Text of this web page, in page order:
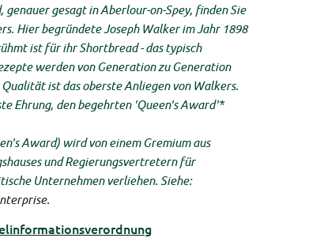
gesagt in Aberlour-on-Spey, finden Sie
Hier begründete Joseph Walker im Jahr 1898
ist für ihr Shortbread - das typisch
werden von Generation zu Generation
ist das oberste Anliegen von Walkers.
Ehrung, den begehrten 'Queen's Award'*
Award) wird von einem Gremium aus
und Regierungsvertretern für
Unternehmen verliehen. Siehe: